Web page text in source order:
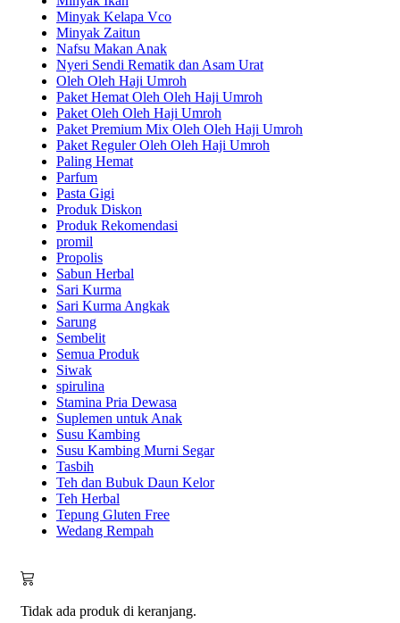
Minyak Kelapa Vco
Minyak Zaitun
Nafsu Makan Anak
Nyeri Sendi Rematik dan Asam Urat
Oleh Oleh Haji Umroh
Paket Hemat Oleh Oleh Haji Umroh
Paket Oleh Oleh Haji Umroh
Paket Premium Mix Oleh Oleh Haji Umroh
Paket Reguler Oleh Oleh Haji Umroh
Paling Hemat
Parfum
Pasta Gigi
Produk Diskon
Produk Rekomendasi
promil
Propolis
Sabun Herbal
Sari Kurma
Sari Kurma Angkak
Sarung
Sembelit
Semua Produk
Siwak
spirulina
Stamina Pria Dewasa
Suplemen untuk Anak
Susu Kambing
Susu Kambing Murni Segar
Tasbih
Teh dan Bubuk Daun Kelor
Teh Herbal
Tepung Gluten Free
Wedang Rempah
Tidak ada produk di keranjang.